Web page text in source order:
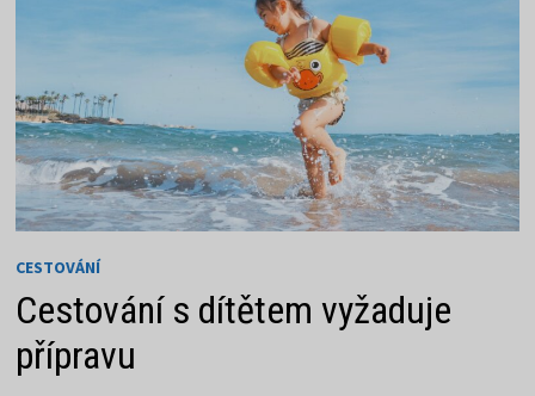
CESTOVÁNÍ
Cestování s dítětem vyžaduje
přípravu